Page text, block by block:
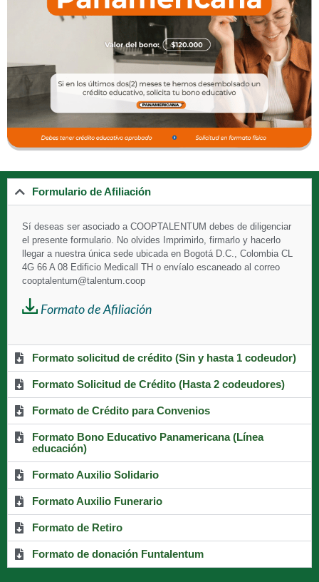
Formulario de Afiliación
Sí deseas ser asociado a COOPTALENTUM debes de diligenciar
el presente formulario. No olvides Imprimirlo, firmarlo y hacerlo
llegar a nuestra única sede ubicada en Bogotá D.C., Colombia CL
4G 66 A 08 Edificio Medicall TH o envíalo escaneado al correo
cooptalentum@talentum.coop
Formato de Afiliación
Formato solicitud de crédito (Sin y hasta 1 codeudor)
Formato Solicitud de Crédito (Hasta 2 codeudores)
Formato de Crédito para Convenios
Formato Bono Educativo Panamericana (Línea
educación)
Formato Auxilio Solidario
Formato Auxilio Funerario
Formato de Retiro
Formato de donación Funtalentum